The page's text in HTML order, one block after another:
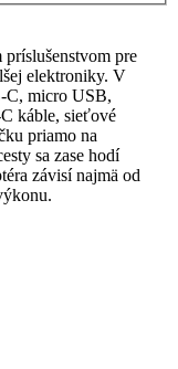
pre
elektroniky. V
C, micro USB,
káble, sieťové
priamo na
sa zase hodí
závisí najmä od